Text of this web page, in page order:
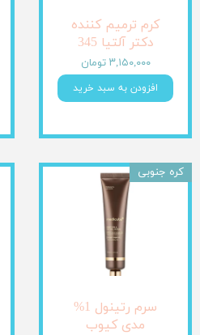
کرم ترمیم کننده
دکتر آلتیا 345
۳,۱۵۰,۰۰۰ تومان
افزودن به سبد خرید
سرم رتینول 1%
مدی کیوب
کره جنوبی